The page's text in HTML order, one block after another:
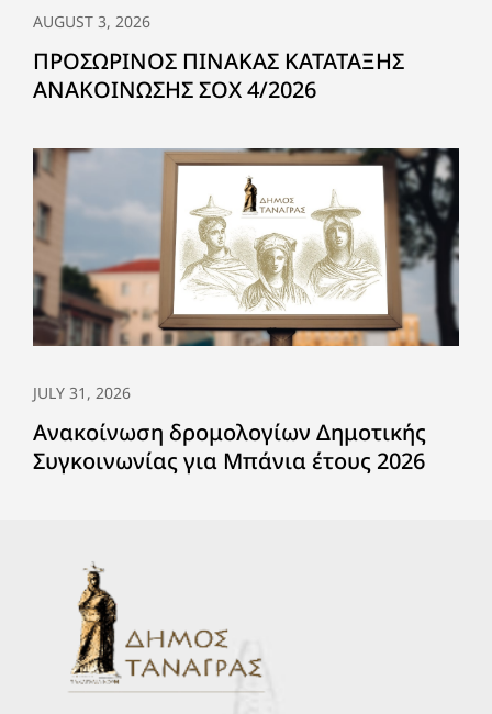
AUGUST 3, 2026
ΠΡΟΣΩΡΙΝΟΣ ΠΙΝΑΚΑΣ ΚΑΤΑΤΑΞΗΣ
ΑΝΑΚΟΙΝΩΣΗΣ ΣΟΧ 4/2026
JULY 31, 2026
Ανακοίνωση δρομολογίων Δημοτικής
Συγκοινωνίας για Μπάνια έτους 2026